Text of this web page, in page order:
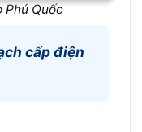
Phú Quốc
cấp điện